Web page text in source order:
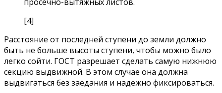
[4]
Расстояние от последней ступени до земли должно
быть не больше высоты ступени, чтобы можно было
легко сойти. ГОСТ разрешает сделать самую нижнюю
секцию выдвижной. В этом случае она должна
выдвигаться без заедания и надежно фиксироваться.